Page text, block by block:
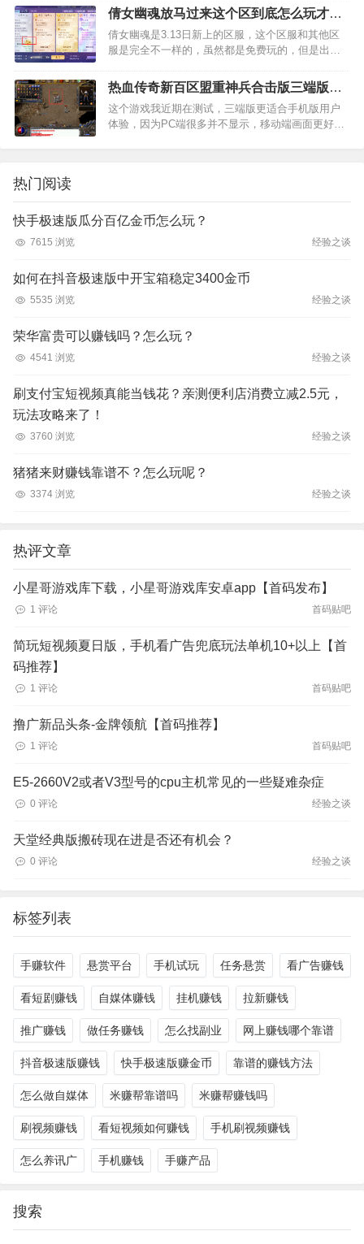
的物品就是鬼装了，并且这个爆率并不高，一件69
鬼装也就10块…
倩女幽魂放马过来这个区到底怎么玩才最
省钱还可以搬砖？
倩女幽魂是3.13日新上的区服，这个区服和其他区
服是完全不一样的，虽然都是免费玩的，但是出了
运行模式是按照以上的规则来进行，周卡是30元一
周，虽然是要花…
热血传奇新百区盟重神兵合击版三端版可
以搬砖吗？
这个游戏我近期在测试，三端版更适合手机版用户
体验，因为PC端很多并不显示，移动端画面更好看
热门阅读
快手极速版瓜分百亿金币怎么玩？
7615 浏览 经验之谈
如何在抖音极速版中开宝箱稳定3400金币
5535 浏览 经验之谈
荣华富贵可以赚钱吗？怎么玩？
4541 浏览 经验之谈
刷支付宝短视频真能当钱花？亲测便利店消费立减2.5元，
玩法攻略来了！
3760 浏览 经验之谈
猪猪来财赚钱靠谱不？怎么玩呢？
3374 浏览 经验之谈
热评文章
小星哥游戏库下载，小星哥游戏库安卓app【首码发布】
1 评论 首码贴吧
简玩短视频夏日版，手机看广告兜底玩法单机10+以上【首
码推荐】
1 评论 首码贴吧
撸广新品头条-金牌领航【首码推荐】
1 评论 首码贴吧
E5-2660V2或者V3型号的cpu主机常见的一些疑难杂症
0 评论 经验之谈
天堂经典版搬砖现在进是否还有机会？
0 评论 经验之谈
标签列表
手赚软件 悬赏平台 手机试玩 任务悬赏 看广告赚钱
看短剧赚钱 自媒体赚钱 挂机赚钱 拉新赚钱
推广赚钱 做任务赚钱 怎么找副业 网上赚钱哪个靠谱
抖音极速版赚钱 快手极速版赚金币 靠谱的赚钱方法
怎么做自媒体 米赚帮靠谱吗 米赚帮赚钱吗
刷视频赚钱 看短视频如何赚钱 手机刷视频赚钱
怎么养讯广 手机赚钱 手赚产品
搜索